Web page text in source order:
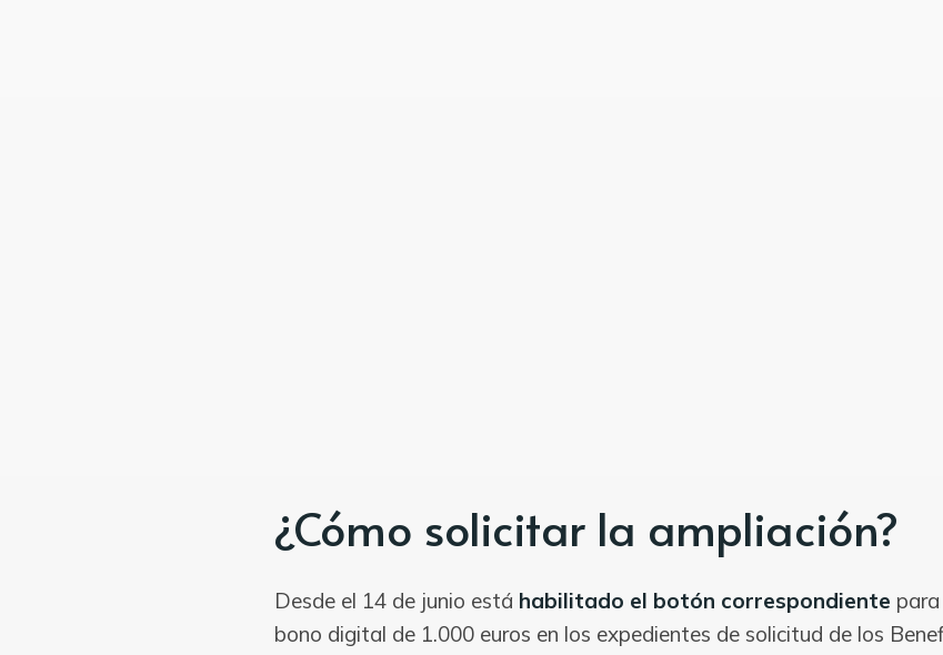
¿Cómo solicitar la ampliación?
Desde el 14 de junio está habilitado el botón correspondiente
bono digital de 1.000 euros en los expedientes de solicitud de los